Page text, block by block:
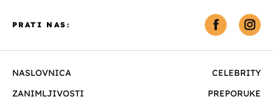
NASLOVNICA
CELEBRITY
ZANIMLJIVOSTI
PREPORUKE
PRATI NAS: